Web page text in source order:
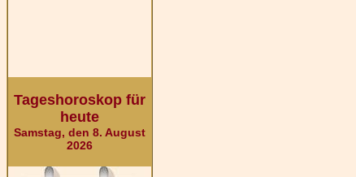
Tageshoroskop für
heute
Samstag, den 8. August
2026